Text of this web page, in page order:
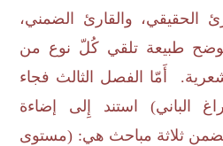
الحقيقي، والقارئ الضمني،
طبيعة تلقي كُلّ نوع من
أَمّا الفصل الثالث فجاء
الباني) استند إِلى إضاءة
ثلاثة مباحث هي: (مستوى